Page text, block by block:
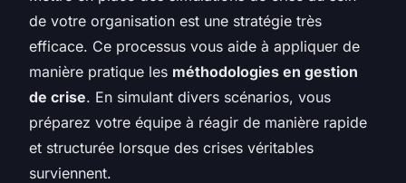
de votre organisation est une stratégie très
efficace. Ce processus vous aide à appliquer de
manière pratique les méthodologies en gestion
de crise. En simulant divers scénarios, vous
préparez votre équipe à réagir de manière rapide
et structurée lorsque des crises véritables
surviennent.